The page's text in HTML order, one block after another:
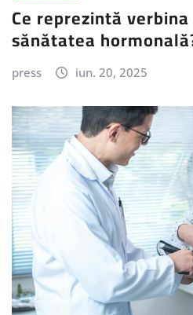
Ce reprezintă
sănătatea
press iun. 20, 2025